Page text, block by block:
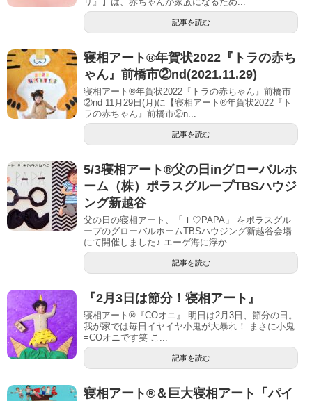
記事を読む
寝相アート®︎年賀状2022『トラの赤ち
ゃん』前橋市②nd(2021.11.29)
寝相アート®年賀状2022『トラの赤ちゃん』前橋市
②nd 11月29日(月)に【寝相アート®︎年賀状2022『ト
ラの赤ちゃん』前橋市②n...
記事を読む
5/3寝相アート®︎父の日inグローバルホ
ーム（株）ポラスグループTBSハウジ
ング新越谷
父の日の寝相アート、「Ｉ♡PAPA」 をポラスグル
ープのグローバルホームTBSハウジング新越谷会場
にて開催しました♪ エーゲ海に浮か...
記事を読む
『2月3日は節分！寝相アート』
寝相アート®︎『COオニ』 明日は2月3日、節分の日。
我が家では毎日イヤイヤ小鬼が大暴れ！ まさに小鬼
=COオニです笑 こ...
記事を読む
寝相アート®＆巨大寝相アート「パイ